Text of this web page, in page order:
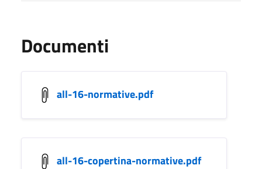
Documenti
all-16-normative.pdf
all-16-copertina-normative.pdf